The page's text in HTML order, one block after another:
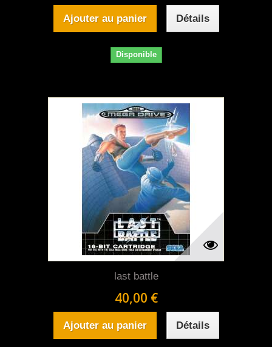
Ajouter au panier Détails
Disponible
last battle
40,00 €
Ajouter au panier Détails